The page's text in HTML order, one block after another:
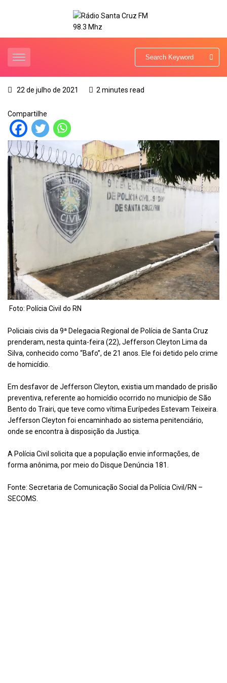
22 de julho de 2021 2 minutes read
Compartilhe
Foto: Polícia Civil do RN
Policiais civis da 9ª Delegacia Regional de Polícia de Santa Cruz
prenderam, nesta quinta-feira (22), Jefferson Cleyton Lima da
Silva, conhecido como “Bafo”, de 21 anos. Ele foi detido pelo crime
de homicídio.
Em desfavor de Jefferson Cleyton, existia um mandado de prisão
preventiva, referente ao homicídio ocorrido no município de São
Bento do Trairi, que teve como vítima Eurípedes Estevam Teixeira.
Jefferson Cleyton foi encaminhado ao sistema penitenciário,
onde se encontra à disposição da Justiça.
A Polícia Civil solicita que a população envie informações, de
forma anônima, por meio do Disque Denúncia 181.
Fonte: Secretaria de Comunicação Social da Polícia Civil/RN –
SECOMS.